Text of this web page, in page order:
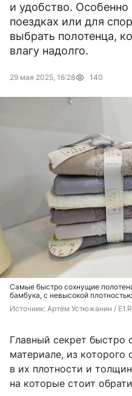
и удобство.
поездках или для
выбрать полотенца,
влагу надолго.
29 мая 2025, 16:28 140
Самые быстро сохнущие
бамбука, с невысокой
Источник: Артём Устюжанин /
Главный секрет
материале, из которого
в их плотности и
на которые стоит